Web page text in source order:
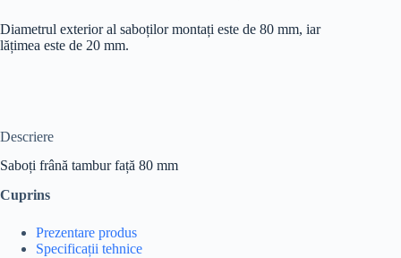
Diametrul exterior al saboților montați este de 80 mm, iar
lățimea este de 20 mm.
Descriere
Saboți frână tambur față 80 mm
Cuprins
Prezentare produs
Specificații tehnice